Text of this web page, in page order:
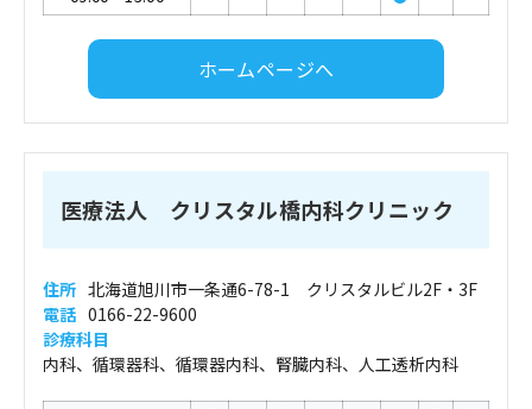
ホームページへ
医療法人 クリスタル橋内科クリニック
住所 北海道旭川市一条通6-78-1 クリスタルビル2F・3F
電話 0166-22-9600
診療科目
内科、循環器科、循環器内科、腎臓内科、人工透析内科